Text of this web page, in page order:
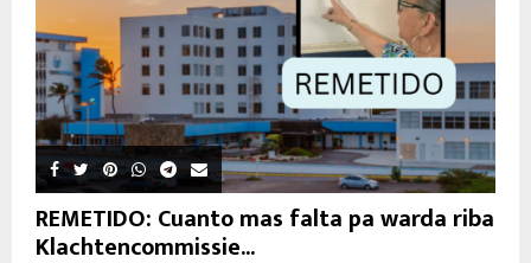
REMETIDO: Cuanto mas falta pa warda riba
Klachtencommissie...